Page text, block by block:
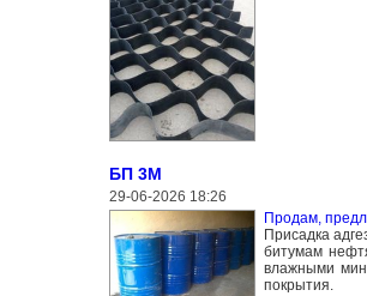
БП 3М
29-06-2026 18:26
Продам,
Присадка
битумам
влажными
покрытия.